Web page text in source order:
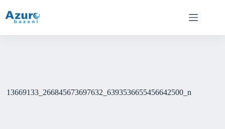
content
13669133_266845673697632_6393536655456642500_n